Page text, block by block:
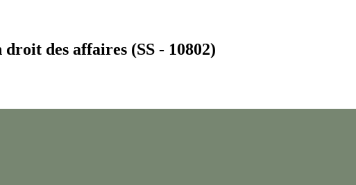
des affaires (SS - 10802)